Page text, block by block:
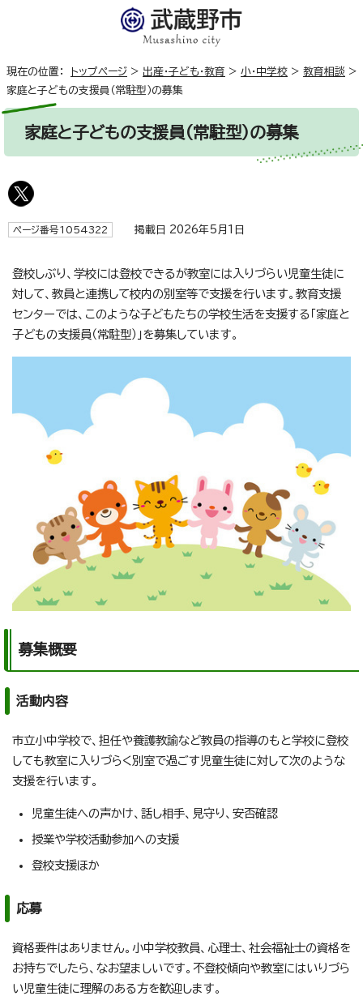
現在の位置： トップページ > 出産・子ども・教育 > 小・中学校 > 教育相談 >
家庭と子どもの支援員（常駐型）の募集
家庭と子どもの支援員（常駐型）の募集
ページ番号1054322 掲載日 2026年5月1日
登校しぶり、学校には登校できるが教室には入りづらい児童生徒に
対して、教員と連携して校内の別室等で支援を行います。教育支援
センターでは、このような子どもたちの学校生活を支援する「家庭と
子どもの支援員（常駐型）」を募集しています。
募集概要
活動内容
市立小中学校で、担任や養護教諭など教員の指導のもと学校に登校
しても教室に入りづらく別室で過ごす児童生徒に対して次のような
支援を行います。
児童生徒への声かけ、話し相手、見守り、安否確認
授業や学校活動参加への支援
登校支援ほか
応募
資格要件はありません。小中学校教員、心理士、社会福祉士の資格を
お持ちでしたら、なお望ましいです。不登校傾向や教室にはいりづら
い児童生徒に理解のある方を歓迎します。